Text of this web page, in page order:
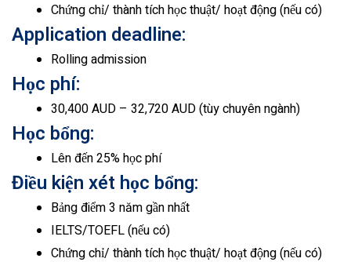
Chứng chỉ/ thành tích học thuật/ hoạt động (nếu có)
Application deadline:
Rolling admission
Học phí:
30,400 AUD – 32,720 AUD (tùy chuyên ngành)
Học bổng:
Lên đến 25% học phí
Điều kiện xét học bổng:
Bảng điểm 3 năm gần nhất
IELTS/TOEFL (nếu có)
Chứng chỉ/ thành tích học thuật/ hoạt động (nếu có)